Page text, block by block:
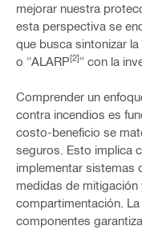
mejorar nuestra
esta perspectiva se
que busca sintonizar
o "ALARP[2]" con la
Comprender un
contra incendios es
costo-beneficio se
seguros. Esto implica
implementar sistemas
medidas de
compartimentación.
componentes